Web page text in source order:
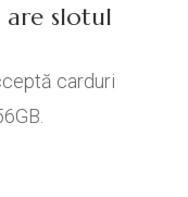
are slotul
carduri